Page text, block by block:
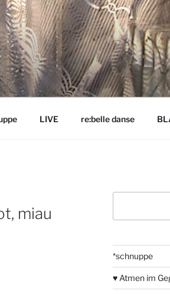
LIVE re:belle danse
miau
*schnuppe
♥ Atmen im